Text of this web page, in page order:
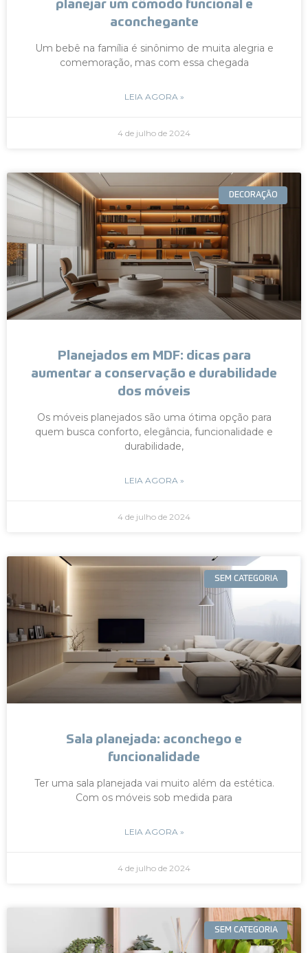
planejar um cômodo funcional e
aconchegante
Um bebê na família é sinônimo de muita alegria e
comemoração, mas com essa chegada
LEIA AGORA »
4 de julho de 2024
DECORAÇÃO
Planejados em MDF: dicas para
aumentar a conservação e durabilidade
dos móveis
Os móveis planejados são uma ótima opção para
quem busca conforto, elegância, funcionalidade e
durabilidade,
LEIA AGORA »
4 de julho de 2024
SEM CATEGORIA
Sala planejada: aconchego e
funcionalidade
Ter uma sala planejada vai muito além da estética.
Com os móveis sob medida para
LEIA AGORA »
4 de julho de 2024
SEM CATEGORIA